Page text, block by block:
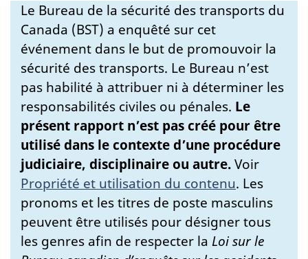
Le Bureau de la sécurité des transports du
Canada (BST) a enquêté sur cet
événement dans le but de promouvoir la
sécurité des transports. Le Bureau n’est
pas habilité à attribuer ni à déterminer les
responsabilités civiles ou pénales. Le
présent rapport n’est pas créé pour être
utilisé dans le contexte d’une procédure
judiciaire, disciplinaire ou autre.Voir
Propriété et utilisation du contenu. Les
pronoms et les titres de poste masculins
peuvent être utilisés pour désigner tous
les genres afin de respecter la Loi sur le